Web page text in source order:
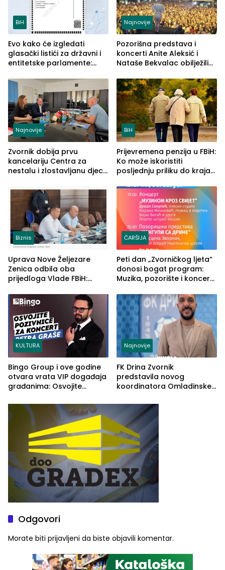
BiH
Evo kako će izgledati
glasački listići za državni i
entitetske parlamente:
vidljive na njima
Najnovije
Pozorišna predstava i
koncerti Anite Aleksić i
Nataše Bekvalac obilježili
ljeta (FOTO)
Najnovije
Zvornik dobija prvu
kancelariju Centra za
nestalu i zlostavljanu djecu
BiH
Prijevremena penzija u FBiH:
Ko može iskoristiti
posljednju priliku do kraja
Biznis
Uprava Nove Željezare
Zenica odbila oba
prijedloga Vlade FBiH:
rješenje
ČARŠIJA
Peti dan „Zvorničkog ljeta“
donosi bogat program:
Muzika, pozorište i koncert
KULTURA
Bingo Group i ove godine
otvara vrata VIP događaja
građanima: Osvojite
Graše
Najnovije
FK Drina Zvornik
predstavila novog
koordinatora Omladinske
Odgovori
Morate biti prijavljeni da biste objavili komentar.